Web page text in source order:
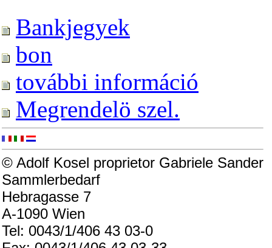
Bankjegyek
bon
további információ
Megrendelö szel.
© Adolf Kosel proprietor Gabriele Sander
Sammlerbedarf
Hebragasse 7
A-1090 Wien
Tel: 0043/1/406 43 03-0